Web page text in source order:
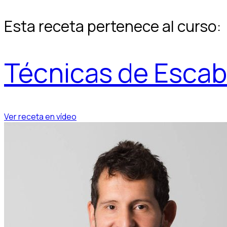
Esta receta pertenece al curso:
Técnicas de
Ver receta en vídeo